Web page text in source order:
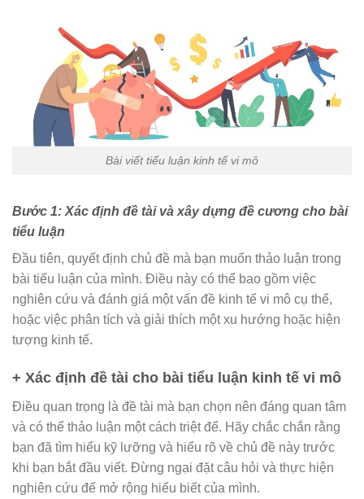
Bài viết tiểu luận kinh tế vi mô
Bước 1: Xác định đề tài và xây dựng đề cương cho bài
tiểu luận
Đầu tiên, quyết định chủ đề mà bạn muốn thảo luận trong
bài tiểu luận của mình. Điều này có thể bao gồm việc
nghiên cứu và đánh giá một vấn đề kinh tế vi mô cụ thể,
hoặc việc phân tích và giải thích một xu hướng hoặc hiện
tượng kinh tế.
+ Xác định đề tài cho bài tiểu luận kinh tế vi mô
Điều quan trọng là đề tài mà bạn chọn nên đáng quan tâm
và có thể thảo luận một cách triệt để. Hãy chắc chắn rằng
bạn đã tìm hiểu kỹ lưỡng và hiểu rõ về chủ đề này trước
khi bạn bắt đầu viết. Đừng ngại đặt câu hỏi và thực hiện
nghiên cứu để mở rộng hiểu biết của mình.